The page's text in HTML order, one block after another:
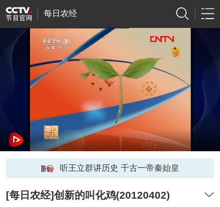
每日农经
听王立群讲历史 千古一帝秦始皇
[每日农经]创新的叫化鸡(20120402)